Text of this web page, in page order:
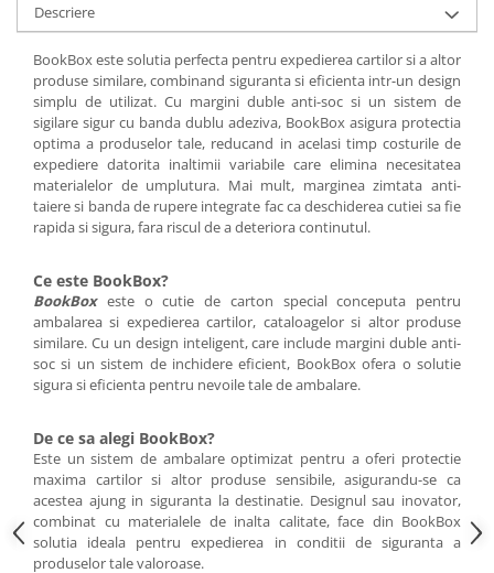
Descriere
BookBox este solutia perfecta pentru expedierea cartilor si a altor
produse similare, combinand siguranta si eficienta intr-un design
simplu de utilizat. Cu margini duble anti-soc si un sistem de
sigilare sigur cu banda dublu adeziva, BookBox asigura protectia
optima a produselor tale, reducand in acelasi timp costurile de
expediere datorita inaltimii variabile care elimina necesitatea
materialelor de umplutura. Mai mult, marginea zimtata anti-
taiere si banda de rupere integrate fac ca deschiderea cutiei sa fie
rapida si sigura, fara riscul de a deteriora continutul.
Ce este BookBox?
BookBox este o cutie de carton special conceputa pentru
ambalarea si expedierea cartilor, cataloagelor si altor produse
similare. Cu un design inteligent, care include margini duble anti-
soc si un sistem de inchidere eficient, BookBox ofera o solutie
sigura si eficienta pentru nevoile tale de ambalare.
De ce sa alegi BookBox?
Este un sistem de ambalare optimizat pentru a oferi protectie
maxima cartilor si altor produse sensibile, asigurandu-se ca
acestea ajung in siguranta la destinatie. Designul sau inovator,
combinat cu materialele de inalta calitate, face din BookBox
solutia ideala pentru expedierea in conditii de siguranta a
produselor tale valoroase.